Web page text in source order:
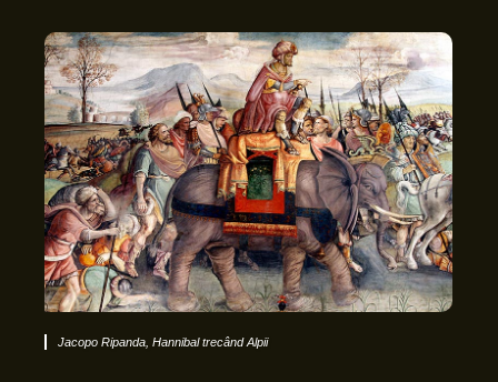
Jacopo Ripanda, Hannibal trecând Alpii